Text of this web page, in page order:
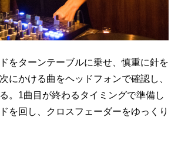
をターンテーブルに乗せ、慎重に針を
にかける曲をヘッドフォンで確認し、
。1曲目が終わるタイミングで準備し
を回し、クロスフェーダーをゆっくり